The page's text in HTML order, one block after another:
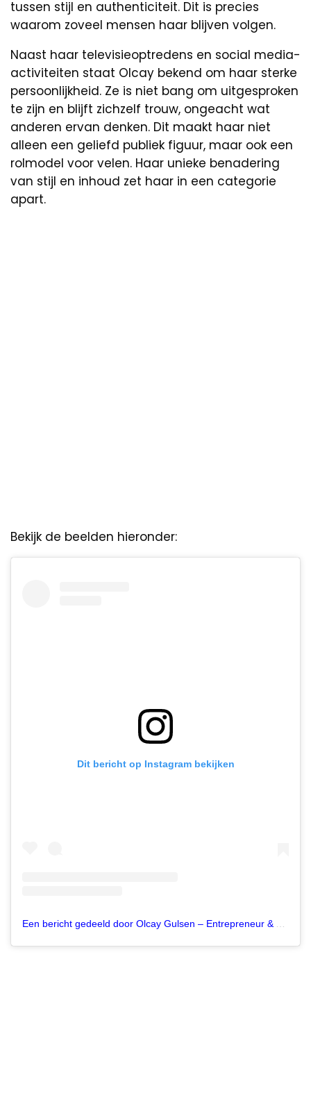
tussen stijl en authenticiteit. Dit is precies
waarom zoveel mensen haar blijven volgen.
Naast haar televisieoptredens en social media-
activiteiten staat Olcay bekend om haar sterke
persoonlijkheid. Ze is niet bang om uitgesproken
te zijn en blijft zichzelf trouw, ongeacht wat
anderen ervan denken. Dit maakt haar niet
alleen een geliefd publiek figuur, maar ook een
rolmodel voor velen. Haar unieke benadering
van stijl en inhoud zet haar in een categorie
apart.
Bekijk de beelden hieronder:
Dit bericht op Instagram bekijken
Een bericht gedeeld door Olcay Gulsen – Entrepreneur & Activist (@olcay)